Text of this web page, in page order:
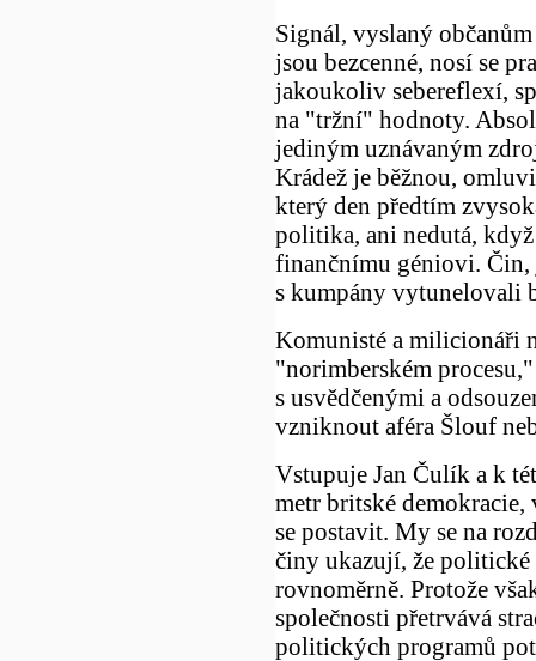
Signál, vyslaný
jsou bezcenné, nosí se
jakoukoliv sebereflexí,
na "tržní" hodnoty.
jediným uznávaným
Krádež je běžnou,
který den předtím
politika, ani nedutá,
finančnímu géniovi.
s kumpány vytunelovali
Komunisté a milicionáři
"norimberském
s usvědčenými a
vzniknout aféra Šlouf
Vstupuje Jan Čulík a k
metr britské
se postavit. My se na
činy ukazují, že
rovnoměrně. Protože
společnosti přetrvává
politických programů